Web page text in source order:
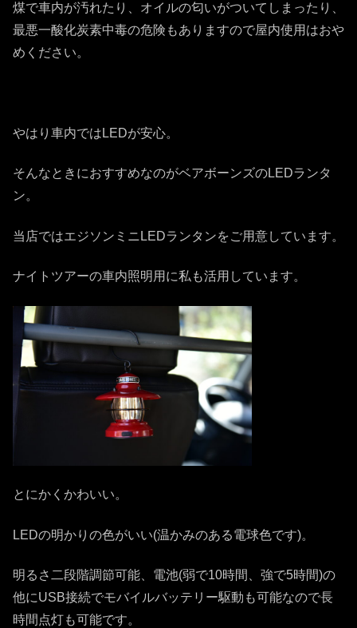
煤で車内が汚れたり、オイルの匂いがついてしまったり、
最悪一酸化炭素中毒の危険もありますので屋内使用はおや
めください。
やはり車内ではLEDが安心。
そんなときにおすすめなのがベアボーンズのLEDランタ
ン。
当店ではエジソンミニLEDランタンをご用意しています。
ナイトツアーの車内照明用に私も活用しています。
とにかくかわいい。
LEDの明かりの色がいい(温かみのある電球色です)。
明るさ二段階調節可能、電池(弱で10時間、強で5時間)の
他にUSB接続でモバイルバッテリー駆動も可能なので長
時間点灯も可能です。